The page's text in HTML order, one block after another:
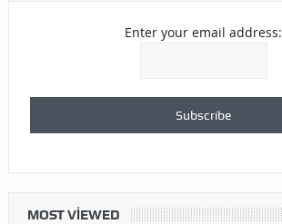
Enter your email address:
MOST VIEWED